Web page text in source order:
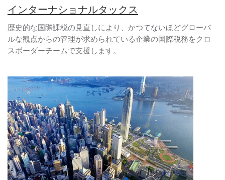
インターナショナルタックス
歴史的な国際課税の見直しにより、かつてないほどグローバ
ルな観点からの管理が求められている企業の国際税務をクロ
スボーダーチームで支援します。